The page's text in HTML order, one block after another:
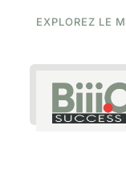
EXPLOREZ LE